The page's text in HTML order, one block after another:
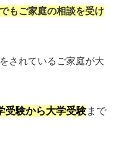
もご家庭の相談を受け
されているご家庭が大
受験から大学受験まで